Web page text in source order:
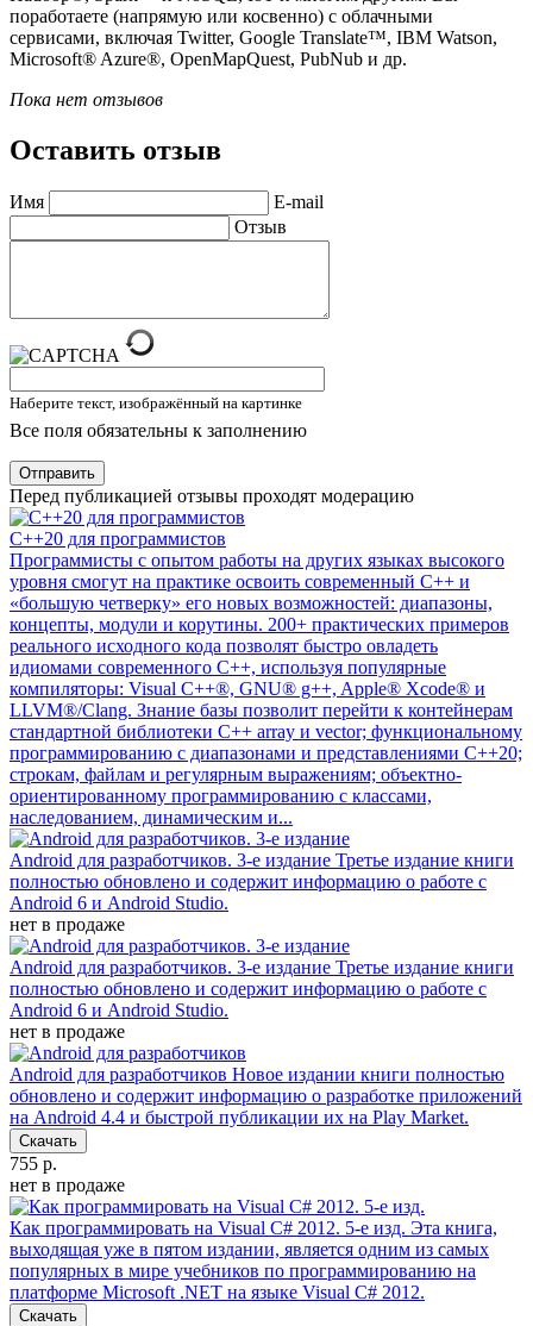
поработаете (напрямую или косвенно) с облачными
сервисами, включая Twitter, Google Translate™, IBM Watson,
Microsoft® Azure®, OpenMapQuest, PubNub и др.
Пока нет отзывов
Оставить отзыв
Имя
E-mail
Отзыв
Наберите текст, изображённый на картинке
Все поля обязательны к заполнению
Отправить
Перед публикацией отзывы проходят модерацию
C++20 для программистов
Программисты с опытом работы на других языках высокого
уровня смогут на практике освоить современный С++ и
«большую четверку» его новых возможностей: диапазоны,
концепты, модули и корутины. 200+ практических примеров
реального исходного кода позволят быстро овладеть
идиомами современного С++, используя популярные
компиляторы: Visual C++®, GNU® g++, Apple® Xcode® и
LLVM®/Clang. Знание базы позволит перейти к контейнерам
стандартной библиотеки С++ array и vector; функциональному
программированию с диапазонами и представлениями C++20;
строкам, файлам и регулярным выражениям; объектно-
ориентированному программированию с классами,
наследованием, динамическим и...
Android для разработчиков. 3-е издание Третье издание книги
полностью обновлено и содержит информацию о работе с
Android 6 и Android Studio.
нет в продаже
Android для разработчиков. 3-е издание Третье издание книги
полностью обновлено и содержит информацию о работе с
Android 6 и Android Studio.
нет в продаже
Android для разработчиков Новое издании книги полностью
обновлено и содержит информацию о разработке приложений
на Android 4.4 и быстрой публикации их на Play Market.
Скачать
755 р.
нет в продаже
Как программировать на Visual C# 2012. 5-е изд. Эта книга,
выходящая уже в пятом издании, является одним из самых
популярных в мире учебников по программированию на
платформе Microsoft .NET на языке Visual C# 2012.
Скачать